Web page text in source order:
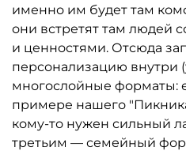
именно им будет там
они встретят там людей
и ценностями. Отсюда
персонализацию внутри
многослойные форматы:
примере нашего
кому-то нужен сильный
третьим — семейный